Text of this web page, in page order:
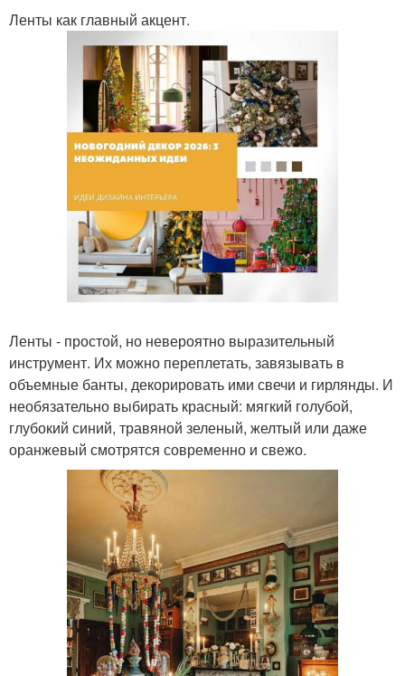
Ленты как главный акцент.
Ленты - простой, но невероятно выразительный
инструмент. Их можно переплетать, завязывать в
объемные банты, декорировать ими свечи и гирлянды. И
необязательно выбирать красный: мягкий голубой,
глубокий синий, травяной зеленый, желтый или даже
оранжевый смотрятся современно и свежо.